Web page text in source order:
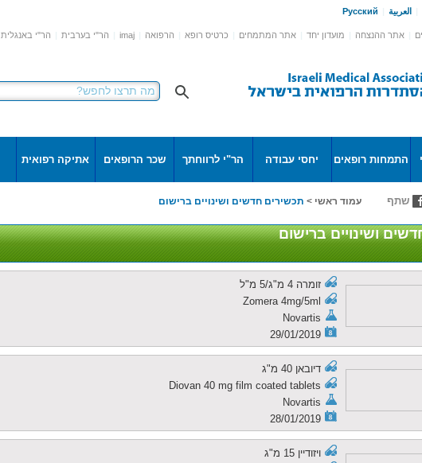
العربية Русский
אתר ההנצחה מועדון יחד אתר המתמחים כרטיס רופא הרפואה imaj הר"י בערבית הר"י באנגלית
התמחות רופאים יחסי עבודה הר"י לרווחתך שכר הרופאים אתיקה רפואית
שתף עמוד ראשי > תכשירים חדשים ושינויים ברישום
ושינויים ברישום
זומרה 4 מ"ג/5 מ"ל
Zomera 4mg/5ml
Novartis
29/01/2019
דיובאן 40 מ"ג
Diovan 40 mg film coated tablets
Novartis
28/01/2019
ויזודיין 15 מ"ג